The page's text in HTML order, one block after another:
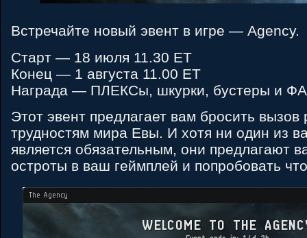
Встречайте новый эвент в игре — Agency.
Старт — 18 июля 11.30 ЕТ
Конец — 1 августа 11.00 ЕТ
Награда — ПЛЕКСы, шкурки, бустеры и
Этот эвент предлагает вам бросить
трудностям мира Евы. И хотя ни один из
является обязательным, они предлагают
остроты в ваш геймплей и попробовать